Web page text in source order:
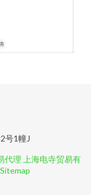
号1幢J
代理 上海电寺贸易有
Sitemap